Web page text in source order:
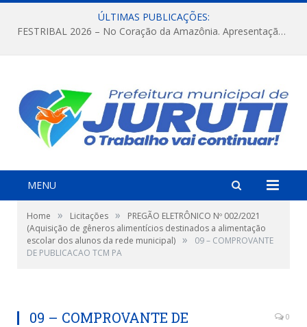
ÚLTIMAS PUBLICAÇÕES:
FESTRIBAL 2026 – No Coração da Amazônia. Apresentação da Munduruku.
MENU
Home » Licitações »
PREGÃO ELETRÔNICO Nº 002/2021
(Aquisição de gêneros alimentícios destinados a alimentação
escolar dos alunos da rede municipal) »
09 – COMPROVANTE
DE PUBLICACAO TCM PA
09 – COMPROVANTE DE
0